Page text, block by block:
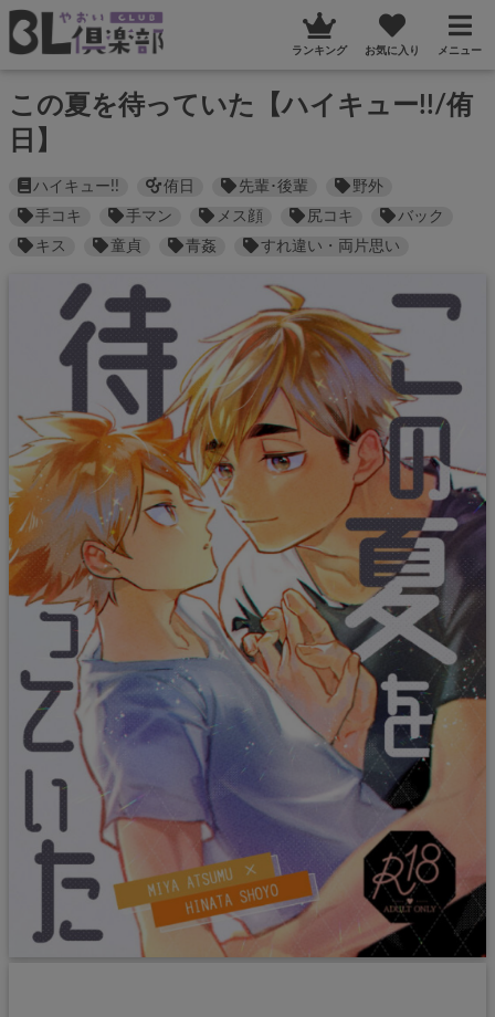
ランキング お気に入り メニュー
この夏を待っていた【ハイキュー!!/侑
日】
ハイキュー!! 侑日 先輩･後輩
野外
手コキ
手マン メス顔 尻コキ
バック
キス
童貞 青姦 すれ違い・両片思い